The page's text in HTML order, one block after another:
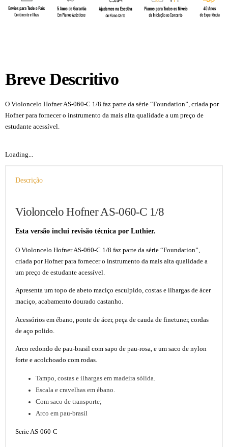
Breve Descritivo
O Violoncelo Hofner AS-060-C 1/8 faz parte da série “Foundation”, criada por
Hofner para fornecer o instrumento da mais alta qualidade a um preço de
estudante acessível.
Loading...
Descrição
Violoncelo Hofner AS-060-C 1/8
Esta versão inclui revisão técnica por Luthier.
O Violoncelo Hofner AS-060-C 1/8 faz parte da série “Foundation”,
criada por Hofner para fornecer o instrumento da mais alta qualidade a
um preço de estudante acessível.
Apresenta um topo de abeto maciço esculpido, costas e ilhargas de ácer
maciço, acabamento dourado castanho.
Acessórios em ébano, ponte de ácer, peça de cauda de finetuner, cordas
de aço polido.
Arco redondo de pau-brasil com sapo de pau-rosa, e um saco de nylon
forte e acolchoado com rodas.
Tampo, costas e ilhargas em madeira sólida.
Escala e cravelhas em ébano.
Com saco de transporte;
Arco em pau-brasil
Serie AS-060-C